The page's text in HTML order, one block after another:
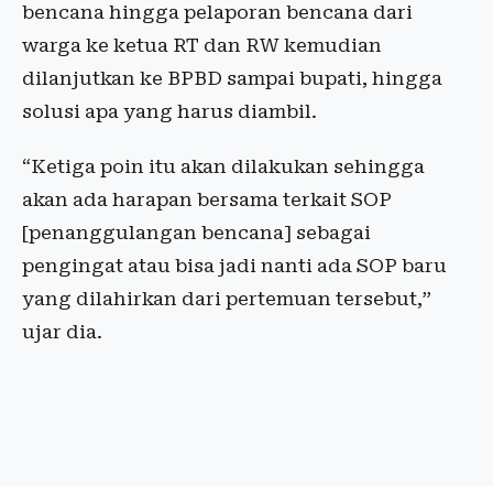
bencana hingga pelaporan bencana dari
warga ke ketua RT dan RW kemudian
dilanjutkan ke BPBD sampai bupati, hingga
solusi apa yang harus diambil.
“Ketiga poin itu akan dilakukan sehingga
akan ada harapan bersama terkait SOP
[penanggulangan bencana] sebagai
pengingat atau bisa jadi nanti ada SOP baru
yang dilahirkan dari pertemuan tersebut,”
ujar dia.